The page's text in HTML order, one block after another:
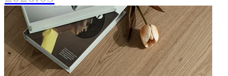
联系我们
资讯中心